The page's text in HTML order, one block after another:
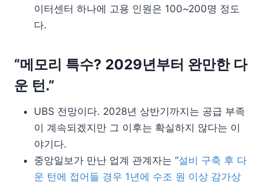
이터센터 하나에 고용 인원은 100~200명 정도
다.
“메모리 특수? 2029년부터 완만한 다
운 턴.”
UBS 전망이다. 2028년 상반기까지는 공급 부족
이 계속되겠지만 그 이후는 확실하지 않다는 이
야기다.
중앙일보가 만난 업계 관계자는 “설비 구축 후 다
운 턴에 접어들 경우 1년에 수조 원 이상 감가상